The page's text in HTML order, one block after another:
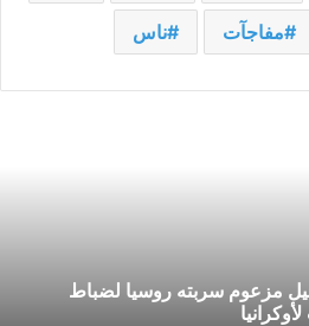
مفاجآت ناس
مزعوم سربته روسيا لضباط